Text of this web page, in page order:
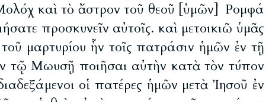
καὶ τὸ ἄστρον τοῦ θεοῦ [ὑμῶν] Ῥομφά
προσκυνεῖν αὐτοῖς. καὶ μετοικιῶ ὑμᾶς
μαρτυρίου ἦν τοῖς πατράσιν ἡμῶν ἐν τῇ
τῷ Μωυσῇ ποιῆσαι αὐτὴν κατὰ τὸν τύπον
οἱ πατέρες ἡμῶν μετὰ Ἰησοῦ ἐν